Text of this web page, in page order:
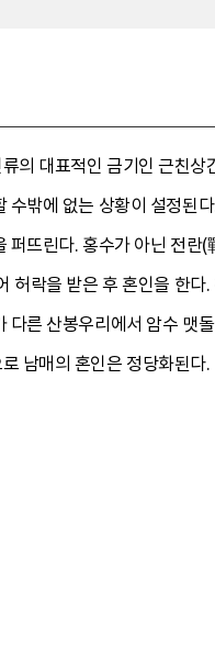
의 대표적인 금기인 근친
수밖에 없는 상황이 설정된
퍼뜨린다. 홍수가 아닌 전
허락을 받은 후 혼인을 한
다른 산봉우리에서 암수 맷
남매의 혼인은 정당화된다.